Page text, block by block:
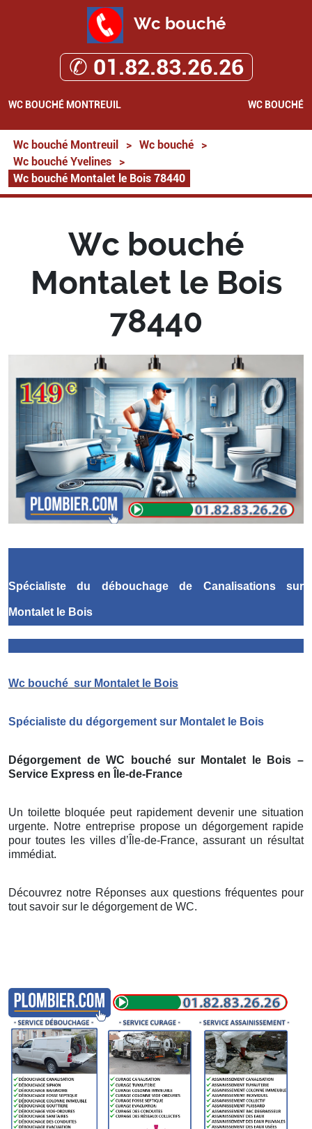
Wc bouché
✆ 01.82.83.26.26
WC BOUCHÉ MONTREUIL WC BOUCHÉ
Wc bouché Montreuil > Wc bouché
>
Wc bouché Yvelines
>
Wc bouché Montalet le Bois 78440
Wc bouché
Montalet le Bois
78440
Spécialiste du débouchage de Canalisationssur
Montalet le Bois
Wc bouché sur Montalet le Bois
Spécialiste du dégorgement sur Montalet le Bois
Dégorgement de WC bouché sur Montalet le Bois –
Service Express en Île-de-France
Un toilette bloquée peut rapidement devenir une situation
urgente. Notre entreprise propose un dégorgement rapide
pour toutes les villes d’Île-de-France, assurant un résultat
immédiat.
Découvrez notre Réponses aux questions fréquentes pour
tout savoir sur le dégorgement de WC.